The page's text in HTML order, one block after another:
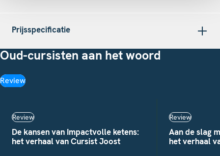
Prijsspecificatie
Oud-cursisten aan het woord
Review
Review
De kansen van Impactvolle ketens:
het verhaal van Cursist Joost
Review
Aan de slag
het verhaal